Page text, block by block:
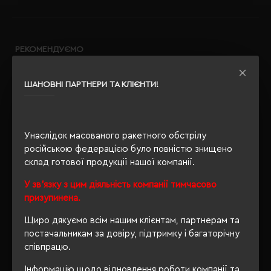
ШАНОВНІ ПАРТНЕРИ ТА КЛІЄНТИ!
Унаслідок масованого ракетного обстрілу
російською федерацією було повністю знищено
склад готової продукції нашої компанії.
У зв'язку з цим діяльність компанії тимчасово
призупинена.
Щиро дякуємо всім нашим клієнтам, партнерам та
постачальникам за довіру, підтримку і багаторічну
співпрацю.
РЕКОМЕНДУЄМО